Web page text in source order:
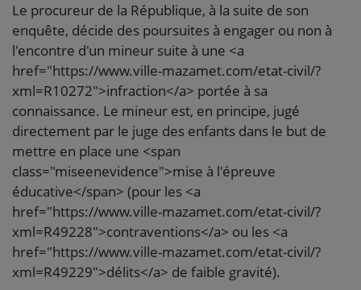
Le procureur de la République, à la suite de son
enquête, décide des poursuites à engager ou non à
l'encontre d'un mineur suite à une <a
href="https://www.ville-mazamet.com/etat-civil/?
xml=R10272">infraction</a> portée à sa
connaissance. Le mineur est, en principe, jugé
directement par le juge des enfants dans le but de
mettre en place une <span
class="miseenevidence">mise à l'épreuve
éducative</span> (pour les <a
href="https://www.ville-mazamet.com/etat-civil/?
xml=R49228">contraventions</a> ou les <a
href="https://www.ville-mazamet.com/etat-civil/?
xml=R49229">délits</a> de faible gravité).